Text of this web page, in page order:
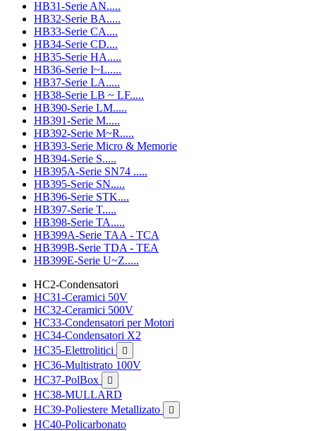
HB31-Serie AN.....
HB32-Serie BA.....
HB33-Serie CA....
HB34-Serie CD....
HB35-Serie HA.....
HB36-Serie I~L.....
HB37-Serie LA.....
HB38-Serie LB ~ LF.....
HB390-Serie LM.....
HB391-Serie M.....
HB392-Serie M~R.....
HB393-Serie Micro & Memorie
HB394-Serie S.....
HB395A-Serie SN74 .....
HB395-Serie SN.....
HB396-Serie STK....
HB397-Serie T.....
HB398-Serie TA.....
HB399A-Serie TAA - TCA
HB399B-Serie TDA - TEA
HB399E-Serie U~Z.....
HC2-Condensatori
HC31-Ceramici 50V
HC32-Ceramici 500V
HC33-Condensatori per Motori
HC34-Condensatori X2
HC35-Elettrolitici

HC36-Multistrato 100V
HC37-PolBox

HC38-MULLARD
HC39-Poliestere Metallizato

HC40-Policarbonato